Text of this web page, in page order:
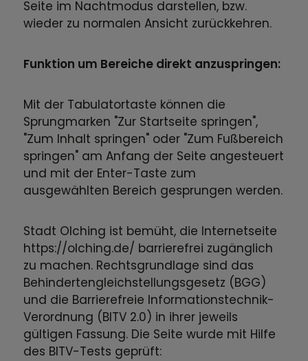
Seite im Nachtmodus darstellen, bzw.
wieder zu normalen Ansicht zurückkehren.
Funktion um Bereiche direkt anzuspringen:
Mit der Tabulatortaste können die
Sprungmarken "Zur Startseite springen",
"Zum Inhalt springen" oder "Zum Fußbereich
springen" am Anfang der Seite angesteuert
und mit der Enter-Taste zum
ausgewählten Bereich gesprungen werden.
Stadt Olching ist bemüht, die Internetseite
https://olching.de/ barrierefrei zugänglich
zu machen. Rechtsgrundlage sind das
Behindertengleichstellungsgesetz (BGG)
und die Barrierefreie Informationstechnik-
Verordnung (BITV 2.0) in ihrer jeweils
gültigen Fassung. Die Seite wurde mit Hilfe
des BITV-Tests geprüft: